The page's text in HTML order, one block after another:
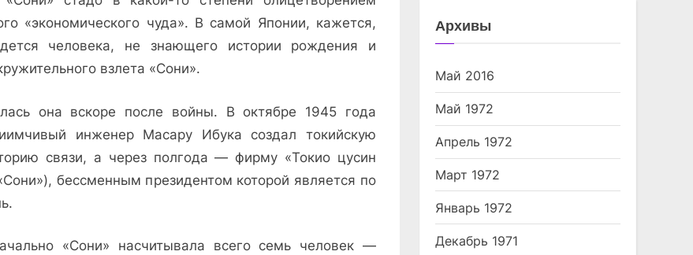
знакомая
незнакомая
«экономического чуда». В самой Японии, кажется,
человека, не знающего истории рождения и
взлета «Сони».
она вскоре после войны. В октябре 1945 года
инженер Масару Ибука создал токийскую
связи, а через полгода — фирму «Токио цусин
бессменным президентом которой является по
«Сони» насчитывала всего семь человек —
Архивы
Май 2016
Май 1972
Апрель 1972
Март 1972
Январь 1972
Декабрь 1971